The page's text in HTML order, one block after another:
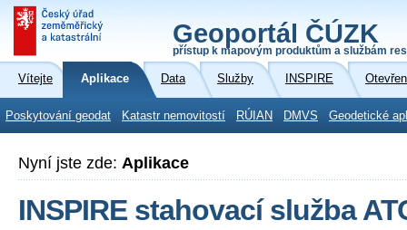
Geoportál ČÚZK
přístup k mapovým produktům a službám
Vítejte Aplikace Data Služby INSPIRE
Poskytování geodat Katastr nemovitostí RÚIAN DMVS Geodetické
Nyní jste zde: Aplikace
INSPIRE stahovací služba